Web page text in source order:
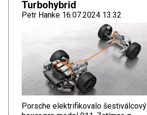
Turbohybrid
Petr Hanke 16.07.2024 13:32
Porsche elektrifikovalo šestiválcový